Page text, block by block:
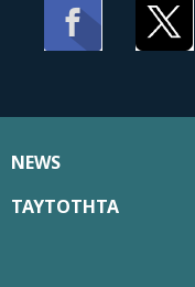
NEWS
ΤΑΥΤΟΤΗΤΑ